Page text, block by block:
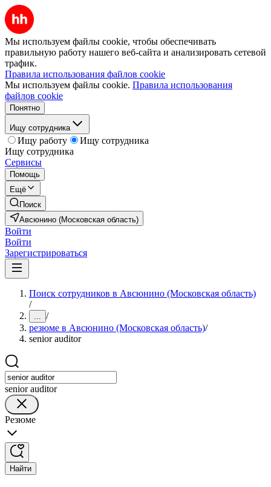
Мы используем файлы cookie, чтобы обеспечивать
правильную работу нашего веб-сайта и анализировать сетевой
трафик.
Правила использования файлов cookie
Мы используем файлы cookie. Правила использования
файлов cookie
Понятно
Ищу сотрудника
Ищу работу
Ищу сотрудника
Ищу сотрудника
Сервисы
Помощь
Ещё
Поиск
Авсюнино (Московская область)
Войти
Войти
Зарегистрироваться
Поиск сотрудников в Авсюнино (Московская область)
/
... /
резюме в Авсюнино (Московская область)/
senior auditor
senior auditor
Резюме
Найти